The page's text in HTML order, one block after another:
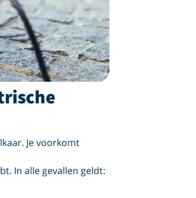
Je voorkomt
In alle gevallen geldt: